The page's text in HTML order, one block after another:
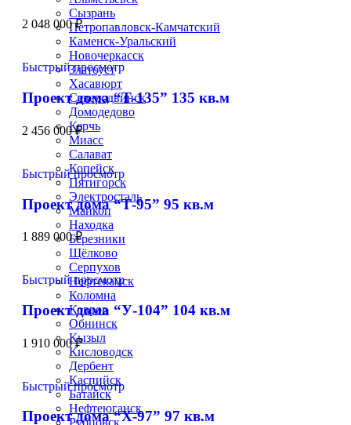
Сызрань
Петропавловск-Камчатский
Каменск-Уральский
Новочеркасск
Златоуст
Хасавюрт
Северодвинск
Домодедово
Керчь
Миасс
Салават
Копейск
Пятигорск
Электросталь
Майкоп
Находка
Березники
Щёлково
Серпухов
Нефтекамск
Коломна
Ковров
Обнинск
Кызыл
Кисловодск
Дербент
Каспийск
Батайск
Нефтеюганск
Рубцовск
2 048 000₽
Быстрый просмотр
Проект дома “Т-135” 135 кв.м
2 456 000₽
Быстрый просмотр
Проект дома “Т-95” 95 кв.м
1 889 000₽
Быстрый просмотр
Проект дома “У-104” 104 кв.м
1 910 000₽
Быстрый просмотр
Проект дома “Х-97” 97 кв.м